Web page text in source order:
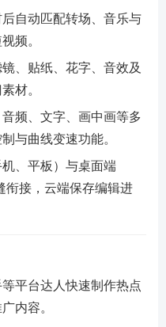
后自动匹配转场、音乐与
频。
镜、贴纸、花字、音效及
材。
频、文字、画中画等多
与曲线变速功能。
机、平板）与桌面端
衔接，云端保存编辑进
等平台达人快速制作热点
内容。